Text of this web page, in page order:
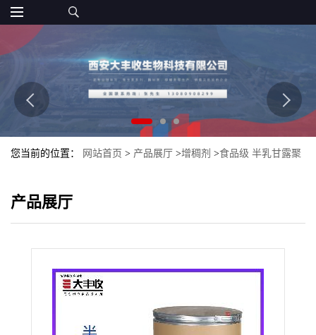
您当前的位置： 网站首页 > 产品展厅 >增稠剂 >食品级 半乳甘露聚
产品展厅